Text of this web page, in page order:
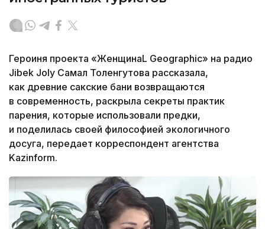
Героиня проекта «ЖенщинаL Geographic» на радио
Jibek Joly Самал Толенгутова рассказала,
как древние сакские бани возвращаются
в современность, раскрыла секреты практик
парения, которые использовали предки,
и поделилась своей философией экологичного
досуга, передает корреспондент агентства
Kazinform.